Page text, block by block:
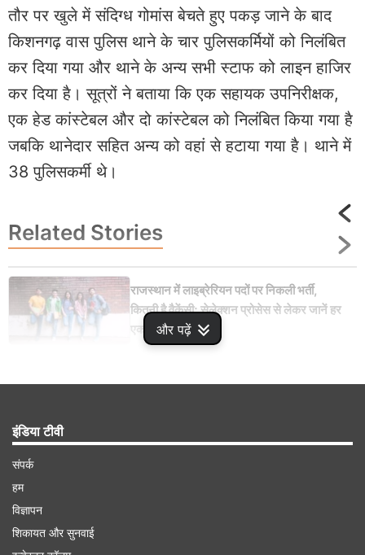
और पढ़ें
तौर पर खुले में संदिग्ध गोमांस बेचते हुए पकड़ जाने के बाद
किशनगढ़ वास पुलिस थाने के चार पुलिसकर्मियों को निलंबित
कर दिया गया और थाने के अन्य सभी स्‍टाफ को लाइन हाजिर
कर दिया है। सूत्रों ने बताया कि एक सहायक उपनिरीक्षक,
एक हेड कांस्टेबल और दो कांस्टेबल को निलंबित किया गया है
जबकि थानेदार सहित अन्य को वहां से हटाया गया है। थाने में
38 पुलिसकर्मी थे।
Related Stories
राजस्थान में लाइब्रेरियन पदों पर निकली भर्ती,
कितनी है वैकेंसी; सेलेक्शन प्रोसेस से लेकर जानें हर
एक डिटेल
इंडिया टीवी
संपर्क
हम
विज्ञापन
शिकायत और सुनवाई